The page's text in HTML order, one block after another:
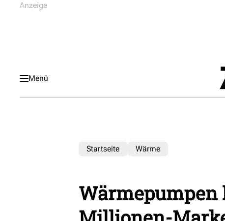
Menü
Startseite Wärme
Wärmepumpen